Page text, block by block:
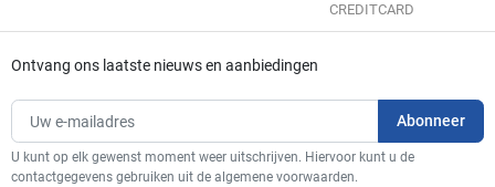
CREDITCARD
Ontvang ons laatste nieuws en aanbiedingen
U kunt op elk gewenst moment weer uitschrijven. Hiervoor kunt u de
contactgegevens gebruiken uit de algemene voorwaarden.